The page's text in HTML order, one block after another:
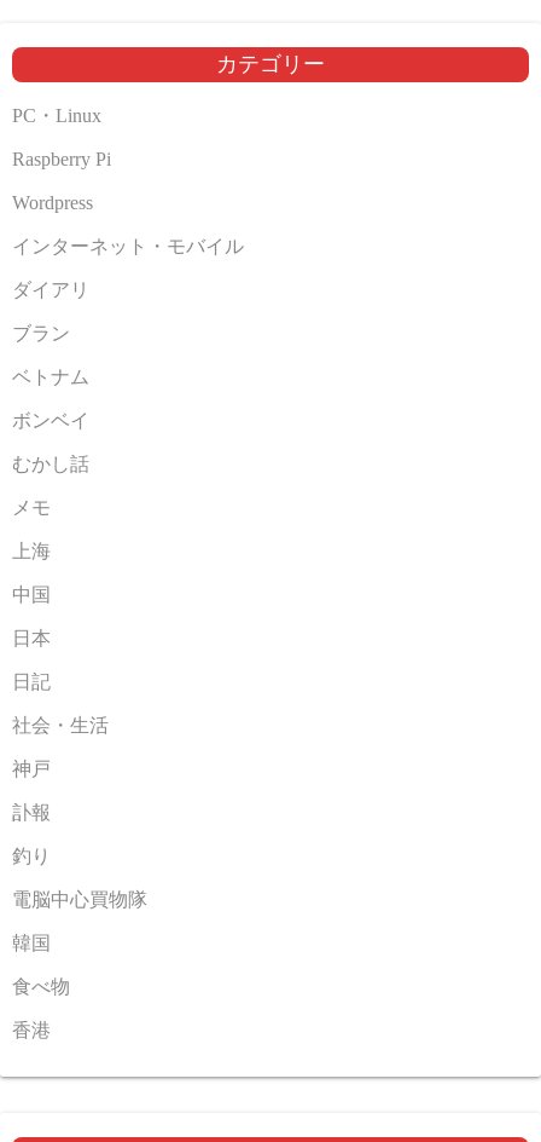
ブ
カテゴリー
PC・Linux
Raspberry Pi
Wordpress
インターネット・モバイル
ダイアリ
ブラン
ベトナム
ボンベイ
むかし話
メモ
上海
中国
日本
日記
社会・生活
神戸
訃報
釣り
電脳中心買物隊
韓国
食べ物
香港